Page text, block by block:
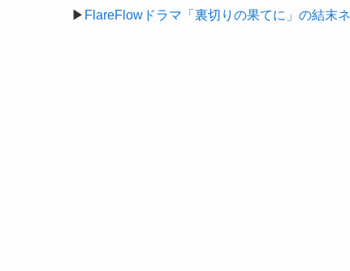
▶ FlareFlowドラマ「裏切りの果てに」の結末